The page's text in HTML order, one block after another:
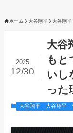
ホーム 大谷翔平 大谷翔
大谷
もと
いし
った
2025
12/30
大谷翔平 大谷翔平